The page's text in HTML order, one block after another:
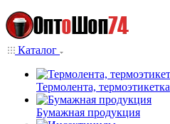
Каталог
Термолента, термоэтикетка
Бумажная продукция